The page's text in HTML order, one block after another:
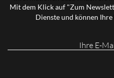
Mit dem Klick auf "Zum
Dienste und können